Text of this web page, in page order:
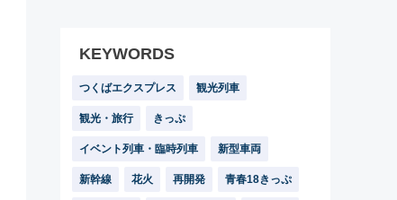
KEYWORDS
つくばエクスプレス 観光列車
観光・旅行 きっぷ
イベント列車・臨時列車 新型車両
新幹線 花火 再開発 青春18きっぷ